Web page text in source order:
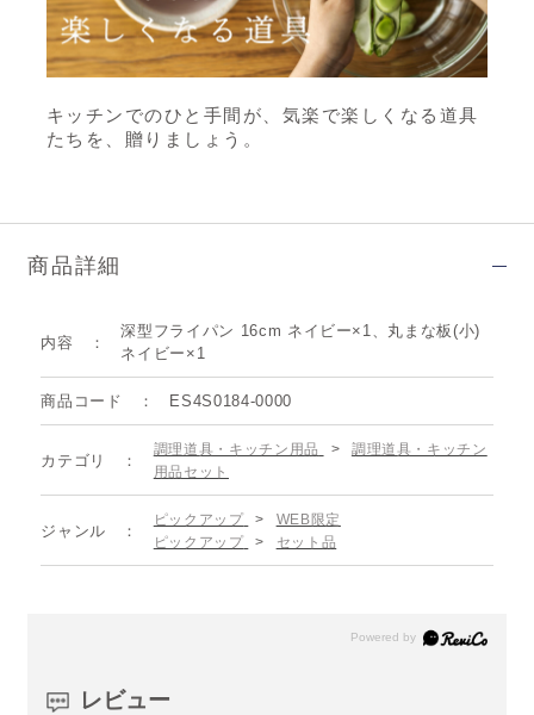
キッチンでのひと手間が、気楽で楽しくなる道具
たちを、贈りましょう。
商品詳細
内容
深型フライパン 16cm ネイビー×1、丸まな板(小)
ネイビー×1
商品コード ES4S0184-0000
カテゴリ
調理道具・キッチン用品 >
調理道具・キッチン
用品セット
ジャンル
ピックアップ >
WEB限定
ピックアップ
> セット品
レビュー